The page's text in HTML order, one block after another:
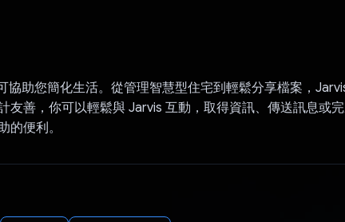
協助您簡化生活。從管理智慧型住宅到輕鬆分享檔案，
友善，你可以輕鬆與 Jarvis 互動，取得資訊、傳送訊息或
的便利。